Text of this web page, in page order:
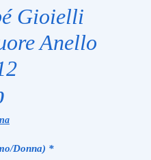
Gioielli
Anello
Price
Donna) *